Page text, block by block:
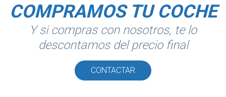
COMPRAMOS TU COCHE
Y si compras con nosotros, te lo
descontamos del precio final
CONTACTAR